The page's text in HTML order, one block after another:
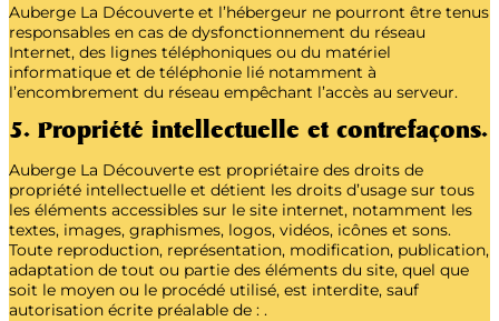
Auberge La Découverte et l’hébergeur ne pourront être tenus
responsables en cas de dysfonctionnement du réseau
Internet, des lignes téléphoniques ou du matériel
informatique et de téléphonie lié notamment à
l’encombrement du réseau empêchant l’accès au serveur.
5. Propriété intellectuelle et contrefaçons.
Auberge La Découverte est propriétaire des droits de
propriété intellectuelle et détient les droits d’usage sur tous
les éléments accessibles sur le site internet, notamment les
textes, images, graphismes, logos, vidéos, icônes et sons.
Toute reproduction, représentation, modification, publication,
adaptation de tout ou partie des éléments du site, quel que
soit le moyen ou le procédé utilisé, est interdite, sauf
autorisation écrite préalable de : .